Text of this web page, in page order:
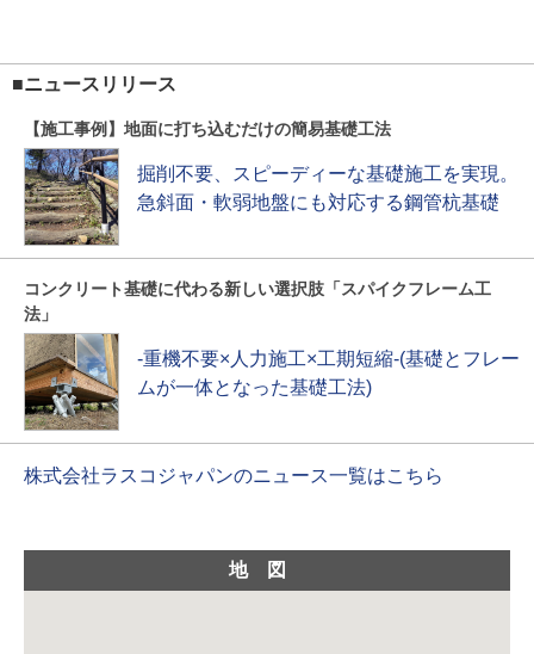
■ニュースリリース
【施工事例】地面に打ち込むだけの簡易基礎工法
掘削不要、スピーディーな基礎施工を実現。
急斜面・軟弱地盤にも対応する鋼管杭基礎
コンクリート基礎に代わる新しい選択肢「スパイクフレーム工
法」
-重機不要×人力施工×工期短縮-(基礎とフレー
ムが一体となった基礎工法)
株式会社ラスコジャパンのニュース一覧はこちら
地図